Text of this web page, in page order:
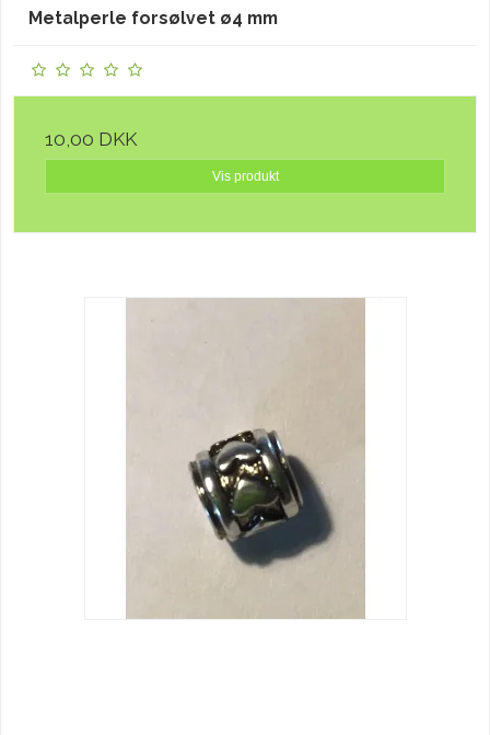
Metalperle forsølvet ø4 mm
10,00 DKK
Vis produkt